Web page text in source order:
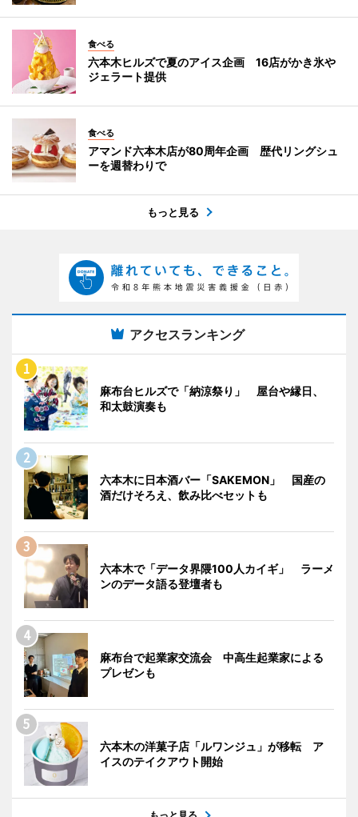
食べる
六本木ヒルズで夏のアイス企画 16店がかき氷や
ジェラート提供
食べる
アマンド六本木店が80周年企画 歴代リングシュ
ーを週替わりで
もっと見る
アクセスランキング
麻布台ヒルズで「納涼祭り」 屋台や縁日、
和太鼓演奏も
六本木に日本酒バー「SAKEMON」 国産の
酒だけそろえ、飲み比べセットも
六本木で「データ界隈100人カイギ」 ラーメ
ンのデータ語る登壇者も
麻布台で起業家交流会 中高生起業家による
プレゼンも
六本木の洋菓子店「ルワンジュ」が移転 ア
イスのテイクアウト開始